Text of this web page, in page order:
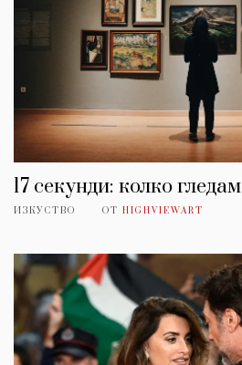
17 секунди: колко
ИЗКУСТВО ОТ HIGHVIEWART
Wine&Dine
Подкасти
Мода
Dialogue
Изкуство
За нас